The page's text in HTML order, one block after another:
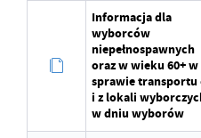
Data opublikowania
Opublikował
Data ostatniej aktualizacji
Ostatnio zaktualizował
Informacja dla
wyborców
niepełnospawnych
oraz w wieku 60+ w
sprawie transportu
i z lokali
w dniu wyborów